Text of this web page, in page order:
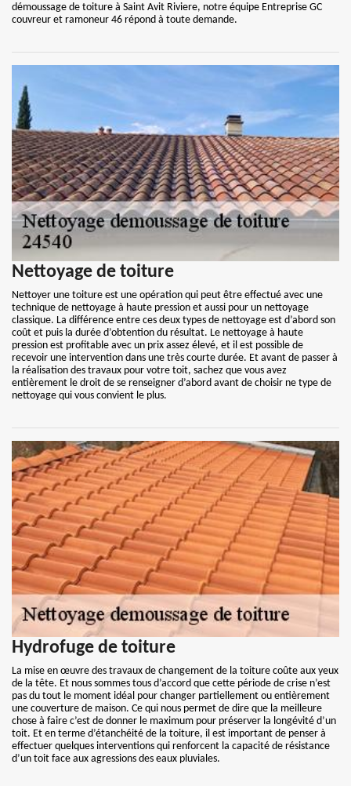
démoussage de toiture à Saint Avit Riviere, notre équipe Entreprise GC
couvreur et ramoneur 46 répond à toute demande.
Nettoyage de toiture
Nettoyer une toiture est une opération qui peut être effectué avec une
technique de nettoyage à haute pression et aussi pour un nettoyage
classique. La différence entre ces deux types de nettoyage est d’abord son
coût et puis la durée d’obtention du résultat. Le nettoyage à haute
pression est profitable avec un prix assez élevé, et il est possible de
recevoir une intervention dans une très courte durée. Et avant de passer à
la réalisation des travaux pour votre toit, sachez que vous avez
entièrement le droit de se renseigner d’abord avant de choisir ne type de
nettoyage qui vous convient le plus.
Hydrofuge de toiture
La mise en œuvre des travaux de changement de la toiture coûte aux yeux
de la tête. Et nous sommes tous d’accord que cette période de crise n’est
pas du tout le moment idéal pour changer partiellement ou entièrement
une couverture de maison. Ce qui nous permet de dire que la meilleure
chose à faire c’est de donner le maximum pour préserver la longévité d’un
toit. Et en terme d’étanchéité de la toiture, il est important de penser à
effectuer quelques interventions qui renforcent la capacité de résistance
d’un toit face aux agressions des eaux pluviales.